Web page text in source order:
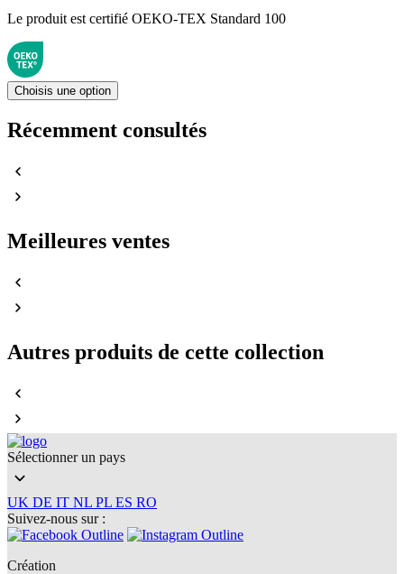
Le produit est certifié OEKO-TEX Standard 100
Choisis une option
Récemment consultés
Meilleures ventes
Autres produits de cette collection
Sélectionner un pays
UK DE IT NL PL ES RO
Suivez-nous sur :
Création